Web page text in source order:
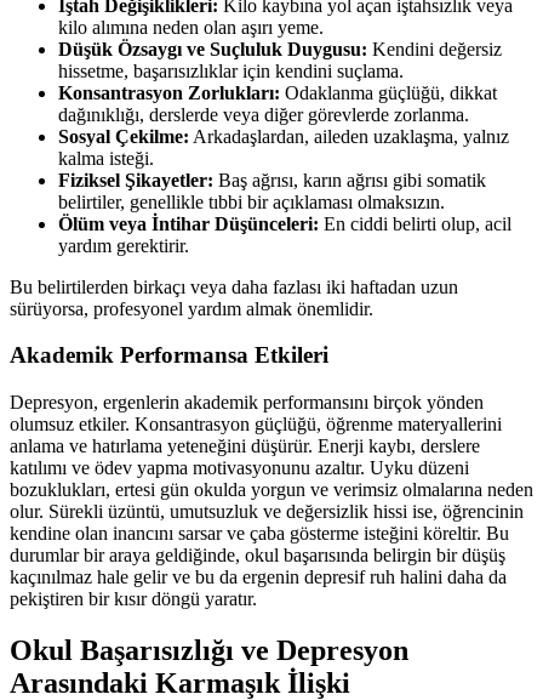
İştah Değişiklikleri: Kilo kaybına yol açan iştahsızlık veya
kilo alımına neden olan aşırı yeme.
Düşük Özsaygı ve Suçluluk Duygusu: Kendini değersiz
hissetme, başarısızlıklar için kendini suçlama.
Konsantrasyon Zorlukları: Odaklanma güçlüğü, dikkat
dağınıklığı, derslerde veya diğer görevlerde zorlanma.
Sosyal Çekilme: Arkadaşlardan, aileden uzaklaşma, yalnız
kalma isteği.
Fiziksel Şikayetler: Baş ağrısı, karın ağrısı gibi somatik
belirtiler, genellikle tıbbi bir açıklaması olmaksızın.
Ölüm veya İntihar Düşünceleri: En ciddi belirti olup, acil
yardım gerektirir.
Bu belirtilerden birkaçı veya daha fazlası iki haftadan uzun
sürüyorsa, profesyonel yardım almak önemlidir.
Akademik Performansa Etkileri
Depresyon, ergenlerin akademik performansını birçok yönden
olumsuz etkiler. Konsantrasyon güçlüğü, öğrenme materyallerini
anlama ve hatırlama yeteneğini düşürür. Enerji kaybı, derslere
katılımı ve ödev yapma motivasyonunu azaltır. Uyku düzeni
bozuklukları, ertesi gün okulda yorgun ve verimsiz olmalarına neden
olur. Sürekli üzüntü, umutsuzluk ve değersizlik hissi ise, öğrencinin
kendine olan inancını sarsar ve çaba gösterme isteğini köreltir. Bu
durumlar bir araya geldiğinde, okul başarısında belirgin bir düşüş
kaçınılmaz hale gelir ve bu da ergenin depresif ruh halini daha da
pekiştiren bir kısır döngü yaratır.
Okul Başarısızlığı ve Depresyon
Arasındaki Karmaşık İlişki